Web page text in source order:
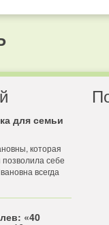
для семьи
которая
себе
всегда
«40